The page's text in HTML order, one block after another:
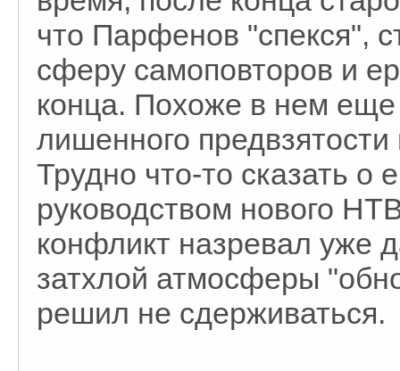
что Парфенов "спекся",
сферу самоповторов и
конца. Похоже в нем
лишенного
Трудно что-то сказать о
руководством нового
конфликт назревал уже
затхлой атмосферы
решил не сдерживаться.